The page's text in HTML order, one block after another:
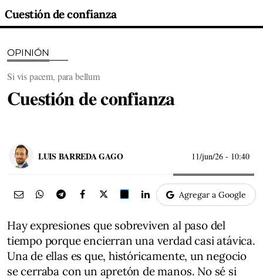
Cuestión de confianza
OPINIÓN
Si vis pacem, para bellum
Cuestión de confianza
LUIS BARREDA GAGO 11/jun/26 - 10:40
Agregar a Google
Hay expresiones que sobreviven al paso del
tiempo porque encierran una verdad casi atávica.
Una de ellas es que, históricamente, un negocio
se cerraba con un apretón de manos. No sé si